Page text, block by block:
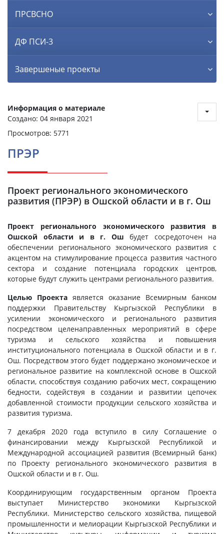
ПРСВСНО
ДФ ПСИ-3
Завершеные проекты
Информация о материале
Создано: 04 января 2021
Просмотров: 5771
ПРЭР
Проект регионального экономического
развития (ПРЭР) в Ошской области и в г. Ош
Проект регионального экономического развития в
Ошской области и в г. Ош будет сосредоточен на
обеспечении регионального экономического развития с
акцентом на стимулирование процесса развития частного
сектора и создание потенциала городских центров,
которые будут служить центрами регионального развития.
Целью Проекта является оказание Всемирным банком
поддержки Правительству Кыргызской Республики в
усилении экономического и регионального развития
посредством целенаправленных мероприятий в сфере
туризма и сельского хозяйства и повышения
институционального потенциала в Ошской области и в г.
Ош. Посредством этого будет поддержано экономическое и
региональное развитие на комплексной основе в Ошской
области, способствуя созданию рабочих мест, сокращению
бедности, содействуя в создании и развитии цепочек
добавленной стоимости продукции сельского хозяйства и
развития туризма.
7 декабря 2020 года вступило в силу Соглашение о
финансировании между Кыргызской Республикой и
Международной ассоциацией развития (Всемирный банк)
по Проекту регионального экономического развития в
Ошской области и в г. Ош.
Координирующим государственным органом Проекта
выступает Министерство экономики Кыргызской
Республики. Министерство сельского хозяйства, пищевой
промышленности и мелиорации Кыргызской Республики и